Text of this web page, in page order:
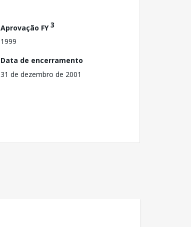
Aprovação FY3
1999
Data de encerramento
31 de dezembro de 2001